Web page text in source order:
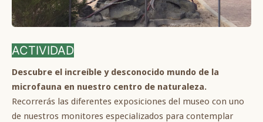
ACTIVIDAD
Descubre el increíble y desconocido mundo de la
microfauna en nuestro centro de naturaleza.
Recorrerás las diferentes exposiciones del museo con uno
de nuestros monitores especializados para contemplar